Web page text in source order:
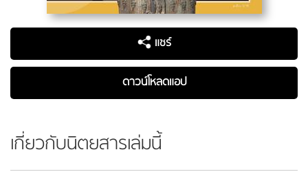
แชร์
ดาวน์โหลดแอป
เกี่ยวกับนิตยสารเล่มนี้